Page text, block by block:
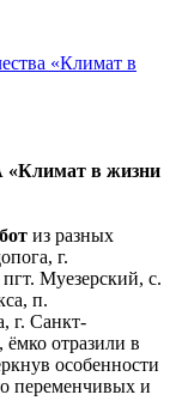
в жизни
из разных
г.
Муезерский, с.
п.
г. Санкт-
отразили в
особенности
переменчивых и